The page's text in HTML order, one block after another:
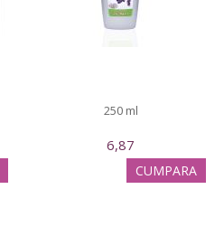
250 ml
6,87
CUMPARA